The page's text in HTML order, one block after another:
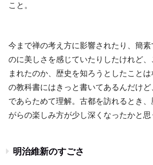
こと。
今まで禅の考え方に影響されたり、簡素
のに美しさを感じていたりしたけれど
まれたのか、歴史を知ろうとしたこと
の教科書にはきっと書いてあるんだけ
であらためて理解。古都を訪れるとき
がらの楽しみ方が少し深くなったかと思
明治維新のすごさ